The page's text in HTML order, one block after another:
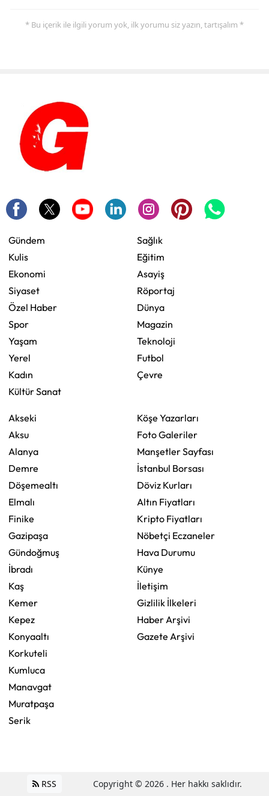
* Bu içerik ile ilgili yorum yok, ilk yorumu siz yazın, tartışalım *
Gündem
Kulis
Ekonomi
Siyaset
Özel Haber
Spor
Yaşam
Yerel
Kadın
Kültür Sanat
Sağlık
Eğitim
Asayiş
Röportaj
Dünya
Magazin
Teknoloji
Futbol
Çevre
Akseki
Aksu
Alanya
Demre
Döşemealtı
Elmalı
Finike
Gazipaşa
Gündoğmuş
İbradı
Kaş
Kemer
Kepez
Konyaaltı
Korkuteli
Kumluca
Manavgat
Muratpaşa
Serik
Köşe Yazarları
Foto Galeriler
Manşetler Sayfası
İstanbul Borsası
Döviz Kurları
Altın Fiyatları
Kripto Fiyatları
Nöbetçi Eczaneler
Hava Durumu
Künye
İletişim
Gizlilik İlkeleri
Haber Arşivi
Gazete Arşivi
RSS Copyright © 2026 . Her hakkı saklıdır.